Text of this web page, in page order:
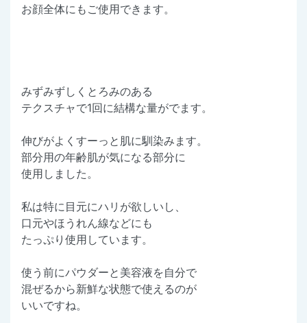
お顔全体にもご使用できます。
みずみずしくとろみのある
テクスチャで1回に結構な量がでます。
伸びがよくすーっと肌に馴染みます。
部分用の年齢肌が気になる部分に
使用しました。
私は特に目元にハリが欲しいし、
口元やほうれん線などにも
たっぷり使用しています。
使う前にパウダーと美容液を自分で
混ぜるから新鮮な状態で使えるのが
いいですね。